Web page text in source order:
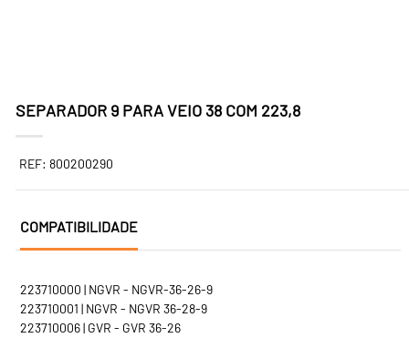
SEPARADOR 9 PARA VEIO 38 COM 223,8
REF: 800200290
COMPATIBILIDADE
223710000 | NGVR - NGVR-36-26-9
223710001 | NGVR - NGVR 36-28-9
223710006 | GVR - GVR 36-26